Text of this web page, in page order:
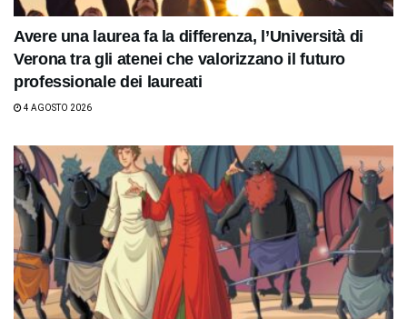
Avere una laurea fa la differenza, l’Università di
Verona tra gli atenei che valorizzano il futuro
professionale dei laureati
4 AGOSTO 2026